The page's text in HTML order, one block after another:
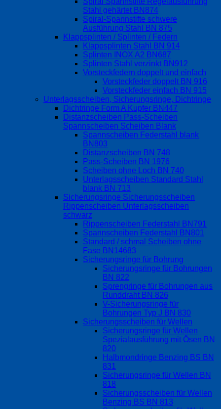
Stahl gehärtet BN874
Spiral-Spannstifte schwere
Ausführung Stahl BN 875
Klappsplinten / Splinten / Federn
Klappsplinten Stahl BN 914
Splinten INOX A2 BN687
Splinten Stahl verzinkt BN912
Vorsteckfedern doppelt und einfach
Vorsteckfeder doppelt BN 916
Vorsteckfeder einfach BN 915
Unterlagsscheiben, Sicherungsringe, Dichtringe
Dichtringe Form A Kupfer BN447
Distanzscheiben Pass-Scheiben
Spannscheiben Scheiben Blank
Spannscheiben Federstahl blank
BN803
Distanzscheiben BN 748
Pass-Scheiben BN 1976
Scheiben ohne Loch BN 740
Unterlagsscheiben Standard Stahl
blank BN 713
Sicherungsringe Sicherungsscheiben
Rippenscheiben Unterlagsscheiben
schwarz
Rippenscheiben Federstahl BN791
Spannscheiben Federstahl BN801
Standard / schmal Scheiben ohne
Fase BN14683
Sicherungsringe für Bohrung
Sicherungsringe für Bohrungen
BN 822
Sprengringe für Bohrungen aus
Runddraht BN 826
V-Sicherungsringe für
Bohrungen Typ J BN 830
Sicherungsscheiben für Wellen
Sicherungsringe für Wellen
Spezialausführung mit Ösen BN
820
Halbmondringe Benzing BS BN
831
Sicherungsringe für Wellen BN
818
Sicherungsscheiben für Wellen
Benzing BS BN 813